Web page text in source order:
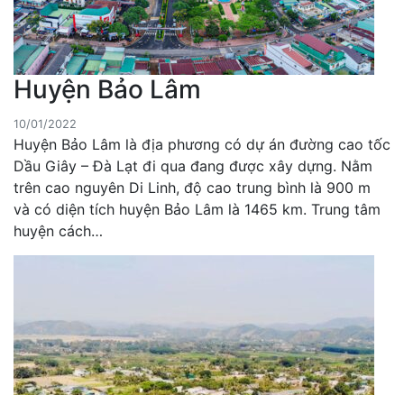
Huyện Bảo Lâm
10/01/2022
Huyện Bảo Lâm là địa phương có dự án đường cao tốc
Dầu Giây – Đà Lạt đi qua đang được xây dựng. Nằm
trên cao nguyên Di Linh, độ cao trung bình là 900 m
và có diện tích huyện Bảo Lâm là 1465 km. Trung tâm
huyện cách…